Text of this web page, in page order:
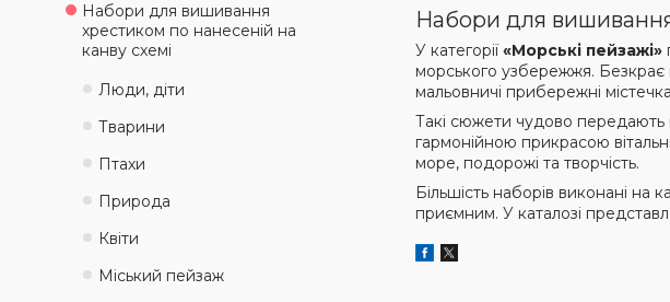
Набори для
У категорії«Морські пейзажі»
морського узбережжя. Безкрає
мальовничі прибережні
Такі сюжети чудово передають
гармонійною прикрасою
море, подорожі та творчість.
Більшість наборів виконані
приємним. У каталозі
Набори для вишивання
хрестиком по нанесеній на
канву схемі
Люди, діти
Тварини
Птахи
Природа
Квіти
Міський пейзаж